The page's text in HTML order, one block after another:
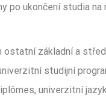
ukončení studia na
základní a
studijní
univerzitní